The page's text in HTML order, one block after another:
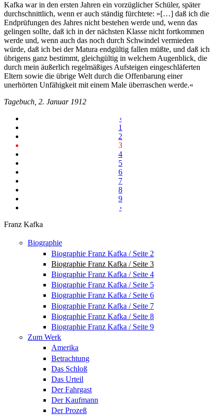
Kafka war in den ersten Jahren ein vorzüglicher Schüler, später
durchschnittlich, wenn er auch ständig fürchtete: »[…] daß ich die
Endprüfungen des Jahres nicht bestehen werde und, wenn das
gelingen sollte, daß ich in der nächsten Klasse nicht fortkommen
werde und, wenn auch das noch durch Schwindel vermieden
würde, daß ich bei der Matura endgültig fallen müßte, und daß ich
übrigens ganz bestimmt, gleichgültig in welchem Augenblick, die
durch mein äußerlich regelmäßiges Aufsteigen eingeschläferten
Eltern sowie die übrige Welt durch die Offenbarung einer
unerhörten Unfähigkeit mit einem Male überraschen werde.«
Tagebuch, 2. Januar 1912
‹
1
2
3
4
5
6
7
8
9
›
Franz Kafka
Biographie
Biographie Franz Kafka / Seite 2
Biographie Franz Kafka / Seite 3
Biographie Franz Kafka / Seite 4
Biographie Franz Kafka / Seite 5
Biographie Franz Kafka / Seite 6
Biographie Franz Kafka / Seite 7
Biographie Franz Kafka / Seite 8
Biographie Franz Kafka / Seite 9
Zum Werk
Amerika
Betrachtung
Das Schloß
Das Urteil
Der Fahrgast
Der Kaufmann
Der Prozeß